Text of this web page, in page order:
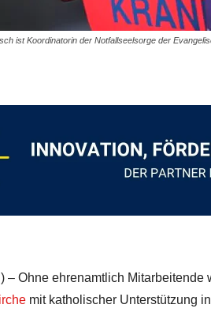
ist Koordinatorin der Notfallseelsorge der
– Ohne ehrenamtlich
mit katholischer Unterstützung